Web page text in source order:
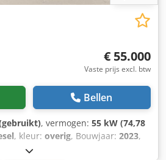
€ 55.000
Vaste prijs excl. btw
Bellen
, vermogen: 55 kW (74,78
, kleur: overig, Bouwjaar: 2023,
, Uitrusting: